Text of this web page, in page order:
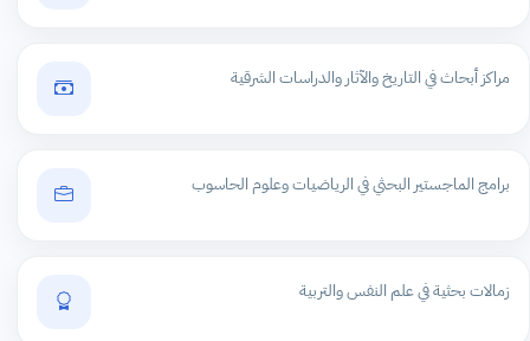
مراكز أبحاث في التاريخ والآثار والدراسات الشرقية
برامج الماجستير البحثي في الرياضيات وعلوم الحاسوب
زمالات بحثية في علم النفس والتربية